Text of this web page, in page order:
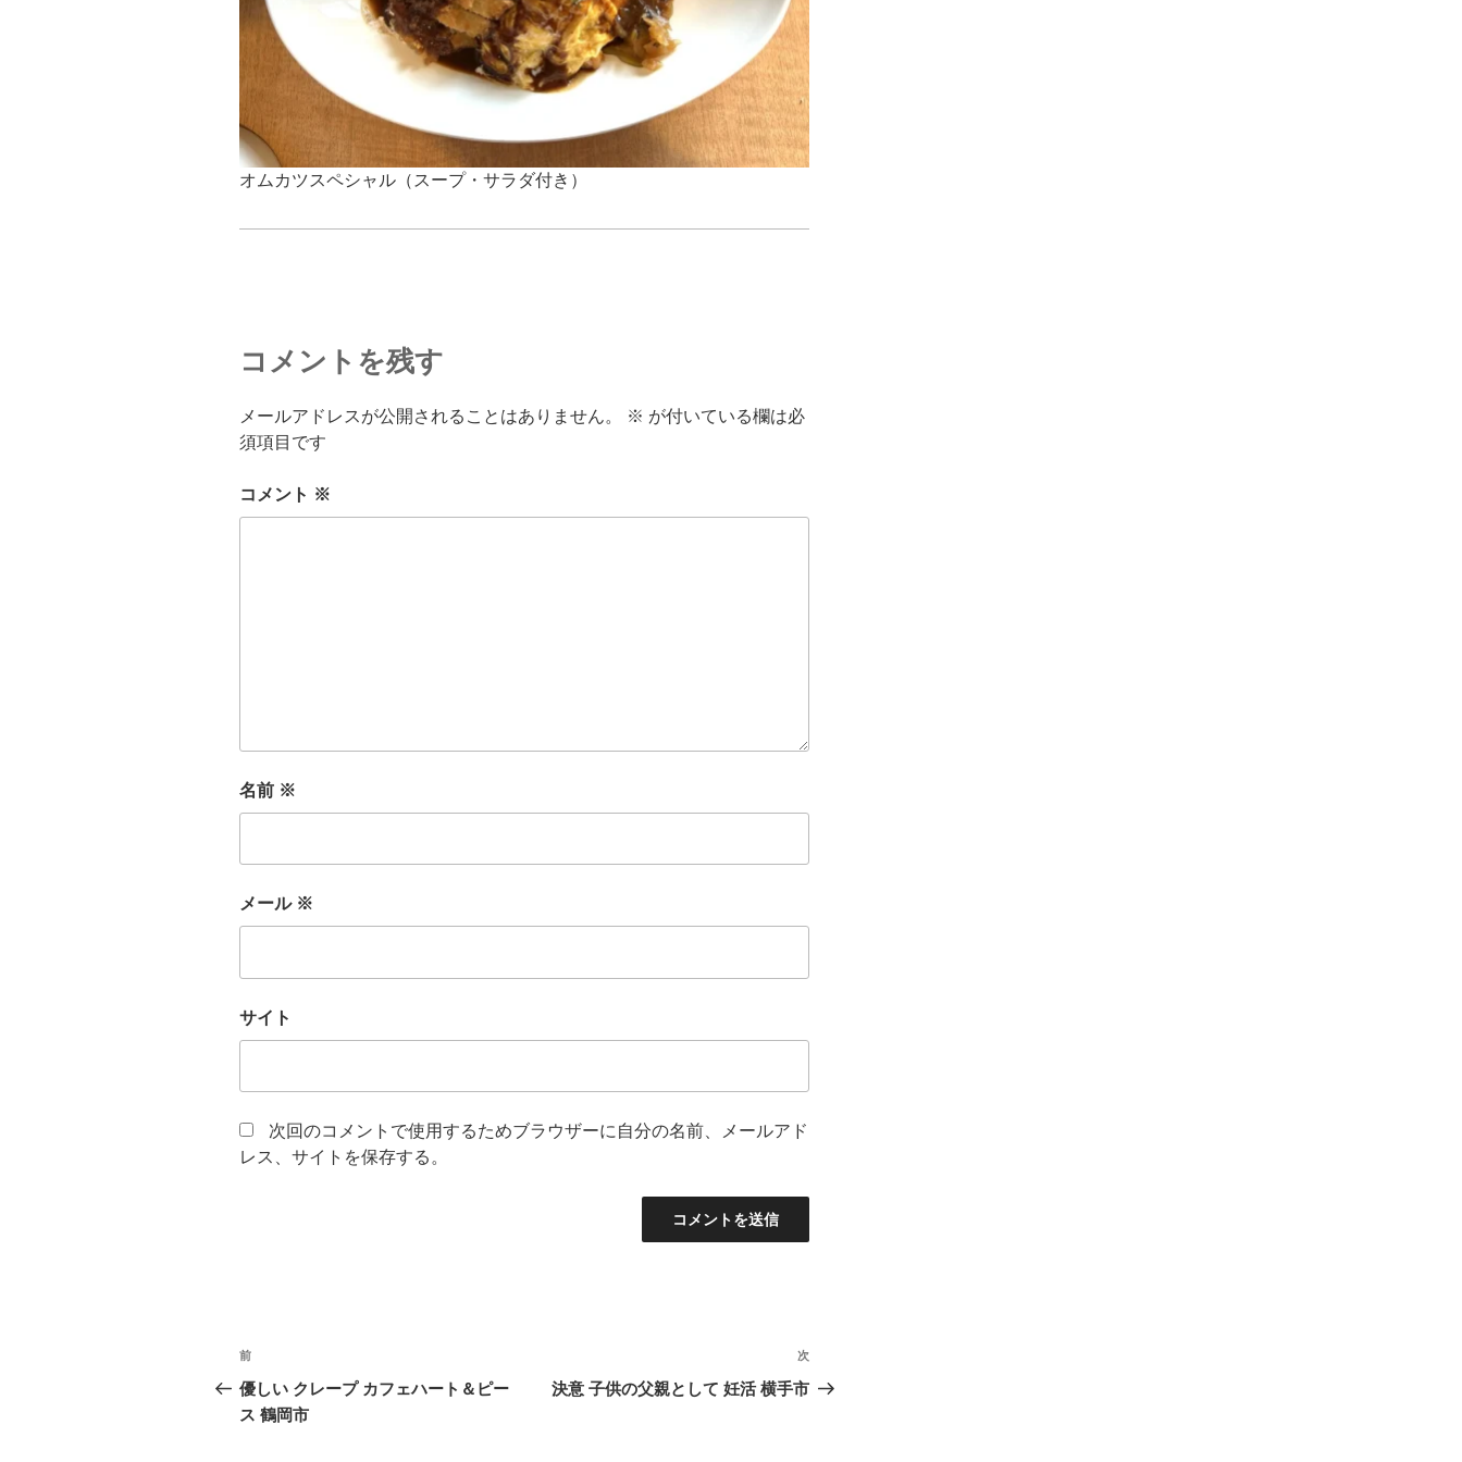
オムカツスペシャル（スープ・サラダ付き）
コメントを残す
メールアドレスが公開されることはありません。 ※ が付いている欄は必
須項目です
コメント ※
名前 ※
メール ※
サイト
次回のコメントで使用するためブラウザーに自分の名前、メールアド
レス、サイトを保存する。
投
稿
ナ
前
の
投
前
優しい クレープ カフェハート＆ピー
ス 鶴岡市
次
の
次
決意 子供の父親として 妊活 横手市